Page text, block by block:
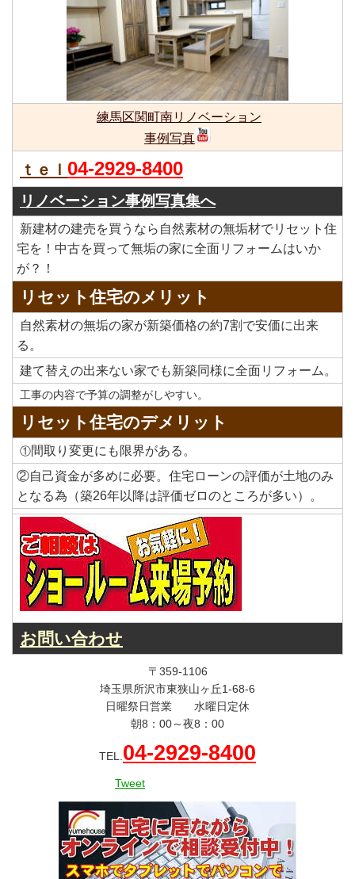
練馬区関町南リノベーション
事例写真
ｔｅｌ 04-2929-8400
リノベーション事例写真集へ
新建材の建売を買うなら自然素材の無垢材でリセット住
宅を！中古を買って無垢の家に全面リフォームはいか
が？！
リセット住宅のメリット
自然素材の無垢の家が新築価格の約7割で安価に出来
る。
建て替えの出来ない家でも新築同様に全面リフォーム。
工事の内容で予算の調整がしやすい。
リセット住宅のデメリット
①間取り変更にも限界がある。
②自己資金が多めに必要。住宅ローンの評価が土地のみ
となる為（築26年以降は評価ゼロのところが多い）。
お問い合わせ
〒359-1106
埼玉県所沢市東狭山ヶ丘1-68-6
日曜祭日営業 水曜日定休
朝8：00～夜8：00
TEL. 04-2929-8400
Tweet